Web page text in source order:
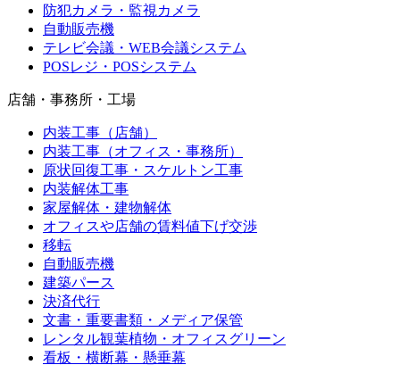
防犯カメラ・監視カメラ
自動販売機
テレビ会議・WEB会議システム
POSレジ・POSシステム
店舗・事務所・工場
内装工事（店舗）
内装工事（オフィス・事務所）
原状回復工事・スケルトン工事
内装解体工事
家屋解体・建物解体
オフィスや店舗の賃料値下げ交渉
移転
自動販売機
建築パース
決済代行
文書・重要書類・メディア保管
レンタル観葉植物・オフィスグリーン
看板・横断幕・懸垂幕